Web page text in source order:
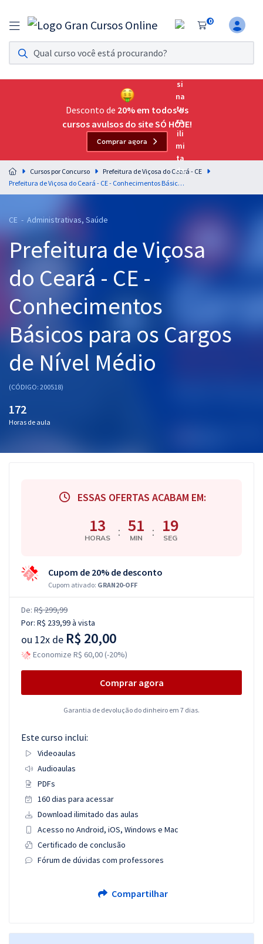
0
Assinatura Ilimitada 11
Acesso a todos os cursos. Teste grátis por 7 dias!
Assinatura OAB Até Passar
Acesso ilimitado a toda preparação para o Exame da
Residências Multiprofissionais
Preparação completa e intensiva para as principais
residências em saúde do Brasil
Cursos 20% OFF
Pós
Graduação
OAB
Mentorias
Questões grátis
Conteúdo gratuito
Aprovados
Desconto de 20% em todos os
cursos avulsos do site SÓ HOJE!
Comprar agora
Cursos por Concurso
Prefeitura de Viçosa do Ceará - CE
Prefeitura de Viçosa do Ceará - CE - Conhecimentos Básicos para os Cargos de Nível Médio
CE - Administrativas, Saúde
Prefeitura de Viçosa
do Ceará - CE -
Conhecimentos
Básicos para os Cargos
de Nível Médio
(CÓDIGO: 200518)
172
Horas de aula
ESSAS OFERTAS ACABAM EM:
13
HORAS : 51
MIN : 19
SEG
Cupom de 20% de desconto
Cupom ativado: GRAN20-OFF
De: R$ 299,99
Por: R$ 239,99à vista
ou 12x de R$ 20,00
Economize R$ 60,00 (-20%)
Comprar agora
Garantia de devolução do dinheiro em 7 dias.
Este curso inclui:
Videoaulas
Audioaulas
PDFs
160 dias para acessar
Download ilimitado das aulas
Acesso no Android, iOS, Windows e Mac
Certificado de conclusão
Fórum de dúvidas com professores
Compartilhar